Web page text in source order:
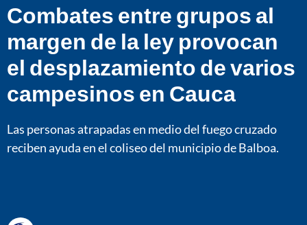
Combates entre grupos al
margen de la ley provocan
el desplazamiento de varios
campesinos en Cauca
Las personas atrapadas en medio del fuego cruzado
reciben ayuda en el coliseo del municipio de Balboa.